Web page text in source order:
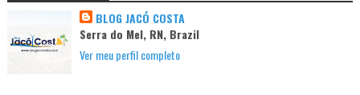
BLOG JACÓ COSTA
Serra do Mel, RN, Brazil
Ver meu perfil completo